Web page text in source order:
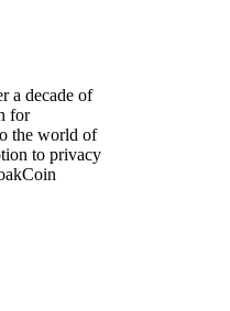
a decade of
for
the world of
to privacy